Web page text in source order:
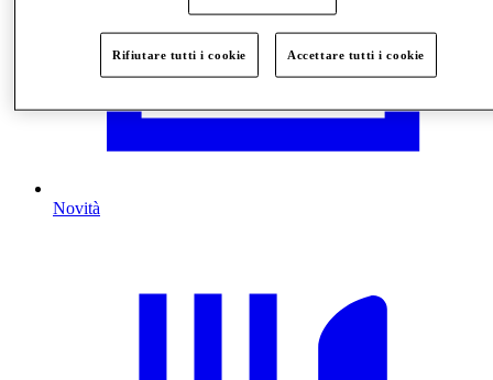
Novità
Rifiutare tutti i cookie Accettare tutti i cookie